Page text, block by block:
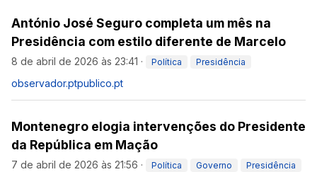
António José Seguro completa um mês na
Presidência com estilo diferente de Marcelo
8 de abril de 2026 às 23:41 · Política Presidência
observador.ptpublico.pt
Montenegro elogia intervenções do Presidente
da República em Mação
7 de abril de 2026 às 21:56 · Política Governo Presidência